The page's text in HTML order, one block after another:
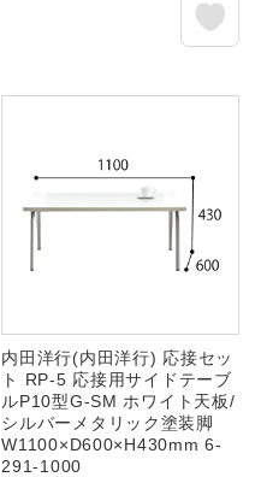
内田洋行(内田洋行) 応接セッ
ト RP-5 応接用サイドテーブ
ルP10型G-SM ホワイト天板/
シルバーメタリック塗装脚
W1100×D600×H430mm 6-
291-1000